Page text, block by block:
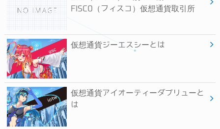
FISCO（フィスコ）仮想通貨取引所
仮想通貨ジーエスシーとは
仮想通貨アイオーティーダブリューと
は